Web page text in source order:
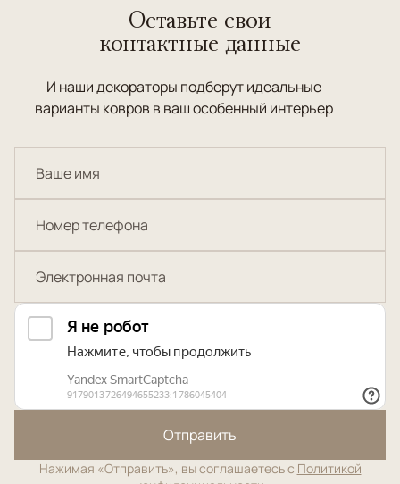
Оставьте свои
контактные данные
И наши декораторы подберут идеальные
варианты ковров в ваш особенный интерьер
Отправить
Нажимая «Отправить», вы соглашаетесь с Политикой